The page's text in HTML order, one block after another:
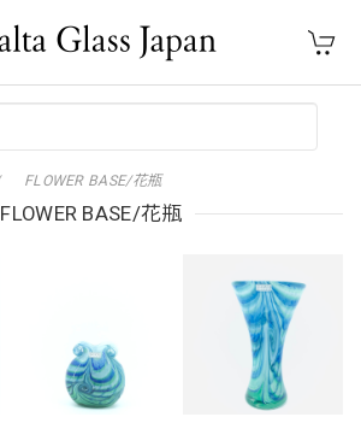
FLOWER BASE/花瓶
FLOWER BASE/花瓶